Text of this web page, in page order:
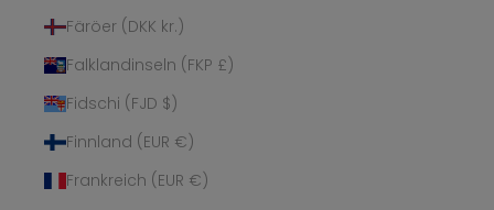
Färöer (DKK kr.)
Falklandinseln (FKP £)
Fidschi (FJD $)
Finnland (EUR €)
Frankreich (EUR €)